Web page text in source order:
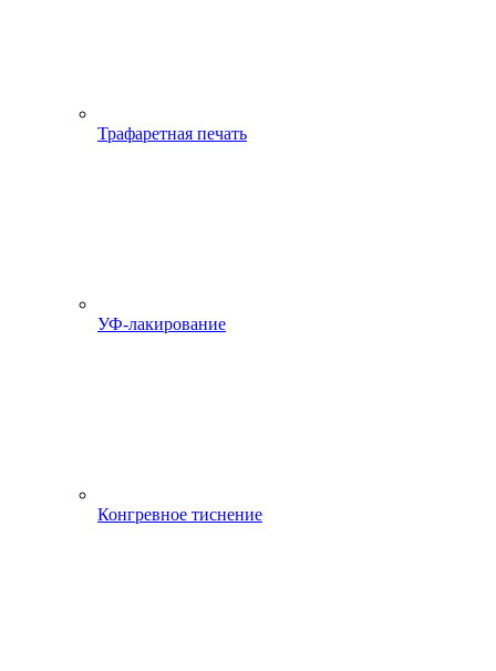
Трафаретная печать
УФ-лакирование
Конгревное тиснение